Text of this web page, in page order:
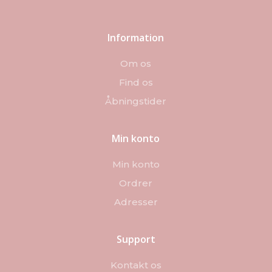
Information
Om os
Find os
Åbningstider
Min konto
Min konto
Ordrer
Adresser
Support
Kontakt os